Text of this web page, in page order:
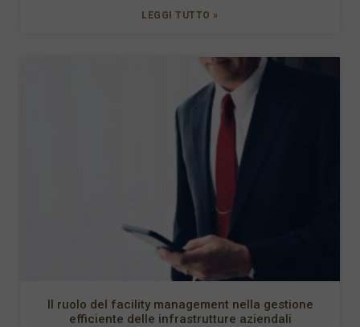
LEGGI TUTTO »
Il ruolo del facility management nella gestione
efficiente delle infrastrutture aziendali